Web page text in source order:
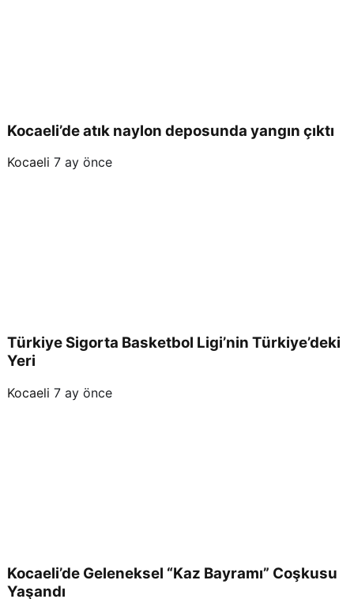
Kocaeli’de atık naylon deposunda yangın çıktı
Kocaeli 7 ay önce
Türkiye Sigorta Basketbol Ligi’nin Türkiye’deki
Yeri
Kocaeli 7 ay önce
Kocaeli’de Geleneksel “Kaz Bayramı” Coşkusu
Yaşandı